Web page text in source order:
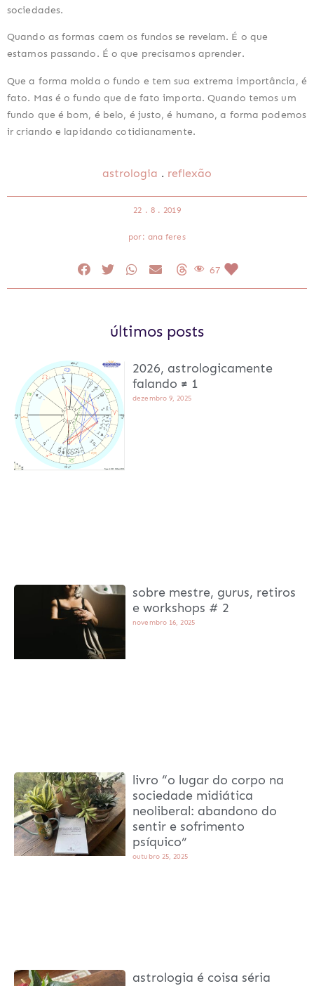
sociedades.
Quando as formas caem os fundos se revelam. É o que
estamos passando. É o que precisamos aprender.
Que a forma molda o fundo e tem sua extrema importância, é
fato. Mas é o fundo que de fato importa. Quando temos um
fundo que é bom, é belo, é justo, é humano, a forma podemos
ir criando e lapidando cotidianamente.
astrologia . reflexão
22 . 8 . 2019
por: ana feres
67
últimos posts
2026, astrologicamente
falando ≠ 1
dezembro 9, 2025
sobre mestre, gurus, retiros
e workshops # 2
novembro 16, 2025
livro “o lugar do corpo na
sociedade midiática
neoliberal: abandono do
sentir e sofrimento
psíquico”
outubro 25, 2025
astrologia é coisa séria